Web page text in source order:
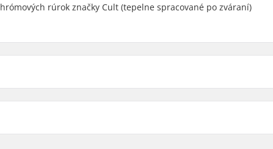
rúrok značky Cult (tepelne spracované po zváraní)
oceľ
Priemer osi:
Závit vidlice: